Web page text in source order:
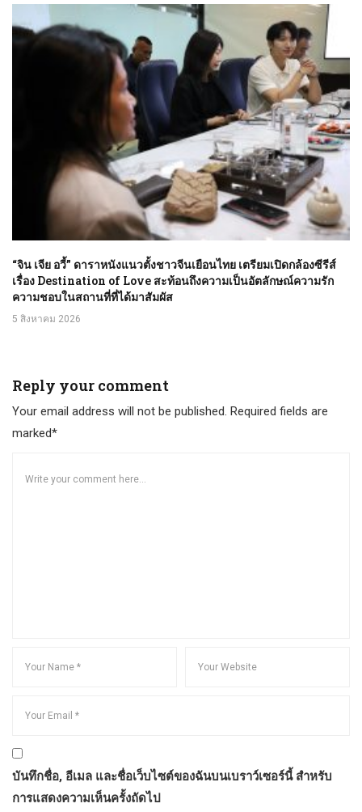
“จิน เจีย อวี้” ดาราหนังแนวตั้งชาวจีนเยือนไทย เตรียมเปิดกล้องซีรีส์
เรื่อง Destination of Love สะท้อนถึงความเป็นอัตลักษณ์ความรัก
ความชอบในสถานที่ที่ได้มาสัมผัส
5 สิงหาคม 2026
Reply your comment
Your email address will not be published. Required fields are
marked*
บันทึกชื่อ, อีเมล และชื่อเว็บไซต์ของฉันบนเบราว์เซอร์นี้ สำหรับ
การแสดงความเห็นครั้งถัดไป